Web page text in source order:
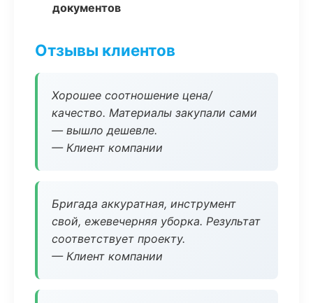
документов
Отзывы клиентов
Хорошее соотношение цена/
качество. Материалы закупали сами
— вышло дешевле.
— Клиент компании
Бригада аккуратная, инструмент
свой, ежевечерняя уборка. Результат
соответствует проекту.
— Клиент компании